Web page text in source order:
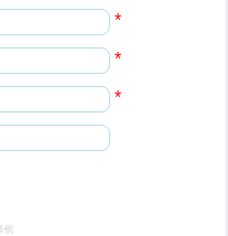
*
*
*
例